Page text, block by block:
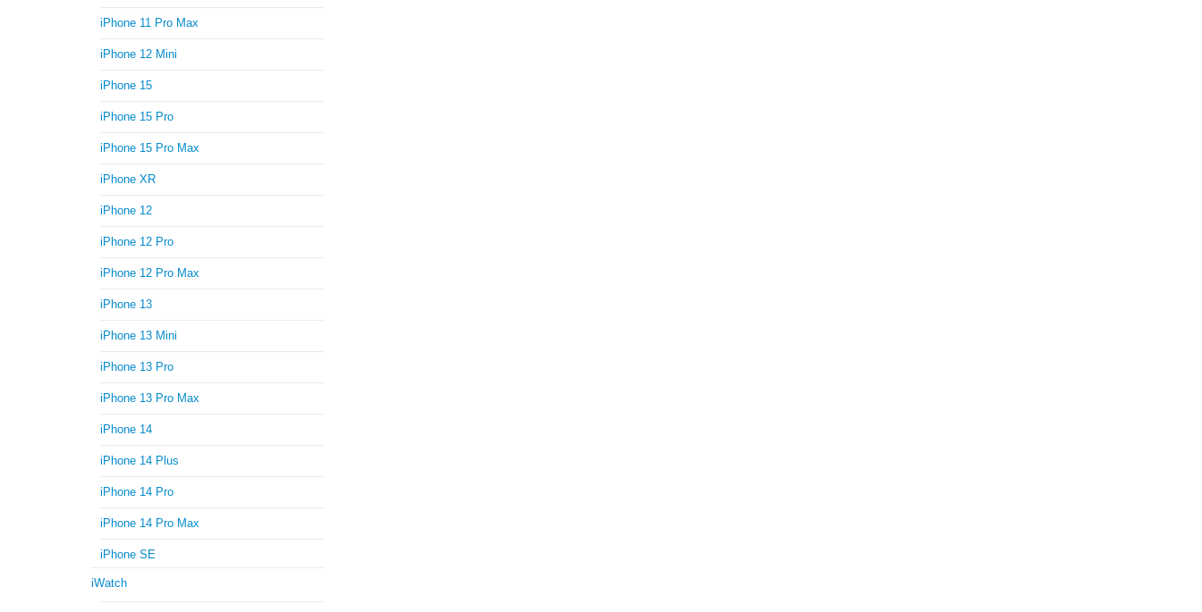
iPhone 11 Pro Max
iPhone 12 Mini
iPhone 15
iPhone 15 Pro
iPhone 15 Pro Max
iPhone XR
iPhone 12
iPhone 12 Pro
iPhone 12 Pro Max
iPhone 13
iPhone 13 Mini
iPhone 13 Pro
iPhone 13 Pro Max
iPhone 14
iPhone 14 Plus
iPhone 14 Pro
iPhone 14 Pro Max
iPhone SE
iWatch